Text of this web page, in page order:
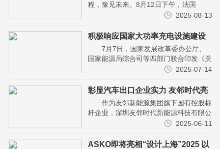
程，豫见未来。8月12日下午，法国
Gerflor洁弗乐产品推广会在郑州市正方
董事长崔会晓、...
2025-08-13
积极响应国家大功率充电设施建设
号召，极氪能源树立超快充高品质
标杆
7月7日，国家发展改革委办公厅、
国家能源局综合司等四部门联合印发《关
于促进大功率充电设施科学规划建设的通
全国范围内大功...
2025-07-14
彰显汽车出口企业实力 友邻时代亮
相中非经贸博览会
作为友邻新能源集团旗下国有控股标
杆企业，深圳友邻时代新能源科技有限公
司近日正式宣布受邀参加第四届中国 - 非
月12...
2025-06-11
ASKO即将亮相“设计上海”2025 以